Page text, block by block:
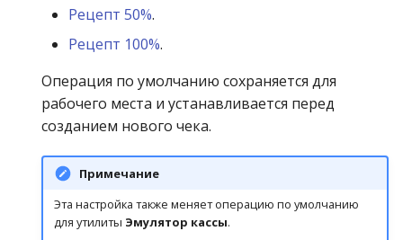
Рецепт 50%.
Рецепт 100%.
Операция по умолчанию сохраняется для
рабочего места и устанавливается перед
созданием нового чека.
Примечание
Эта настройка также меняет операцию по умолчанию
для утилиты Эмулятор кассы.